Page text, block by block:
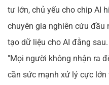
tư lớn, chủ yếu cho chip AI
chuyên gia nghiên cứu
tạo dữ liệu cho AI đằng sau.
"Mọi người không nhận ra
cần sức mạnh xử lý cực